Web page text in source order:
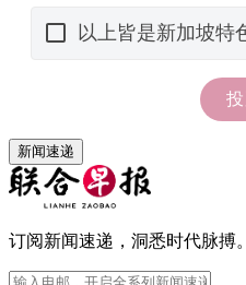
新闻速递
订阅新闻速递，洞悉时代脉搏。